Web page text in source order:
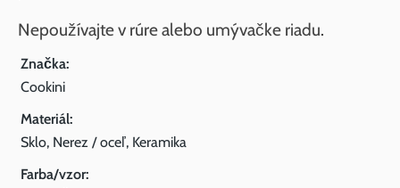
Nepoužívajte v rúre alebo umývačke riadu.
Značka:
Cookini
Materiál:
Sklo, Nerez / oceľ, Keramika
Farba/vzor: